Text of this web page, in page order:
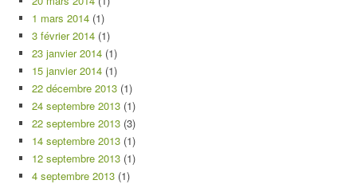
1 mars 2014 (1)
3 février 2014 (1)
23 janvier 2014 (1)
15 janvier 2014 (1)
22 décembre 2013 (1)
24 septembre 2013 (1)
22 septembre 2013 (3)
14 septembre 2013 (1)
12 septembre 2013 (1)
4 septembre 2013 (1)